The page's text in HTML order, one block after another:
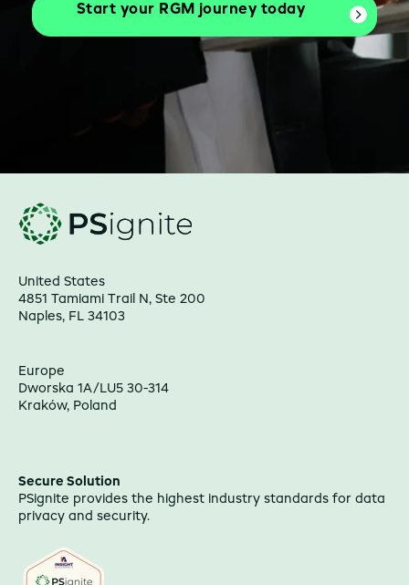
Start your RGM journey today
United States
4851 Tamiami Trail N, Ste 200
Naples, FL 34103
Europe
Dworska 1A/LU5 30-314
Kraków, Poland
Secure Solution
PSignite provides the highest industry standards for data
privacy and security.